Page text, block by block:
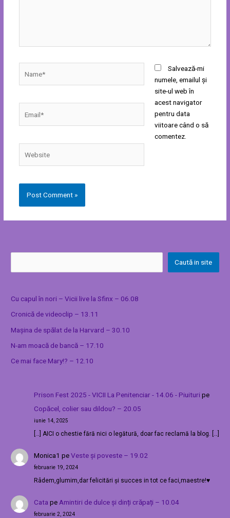
Salvează-mi
numele, emailul și
site-ul web în
acest navigator
pentru data
viitoare când o să
comentez.
Caută in site
Cu capul în nori – Vicii live la Sfinx – 06.08
Cronică de videoclip – 13.11
Mașina de spălat de la Harvard – 30.10
N-am moacă de bancă – 17.10
Ce mai face Mary!? – 12.10
Prison Fest 2025 - VICII La Penitenciar - 14.06 - Piuituripe
Copăcel, colier sau dildou? – 20.05
iunie 14, 2025
[…] AICI o chestie fără nici o legătură, doar fac reclamă la blog. […]
Monica1 peVeste și poveste – 19.02
februarie 19, 2024
Râdem,glumim,dar felicitări și succes in tot ce faci,maestre!♥️
Cata pe Amintiri de dulce și dinți crăpați – 10.04
februarie 2, 2024